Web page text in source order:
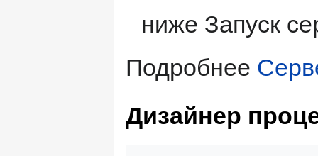
ниже Запуск
Подробнее
Дизайнер